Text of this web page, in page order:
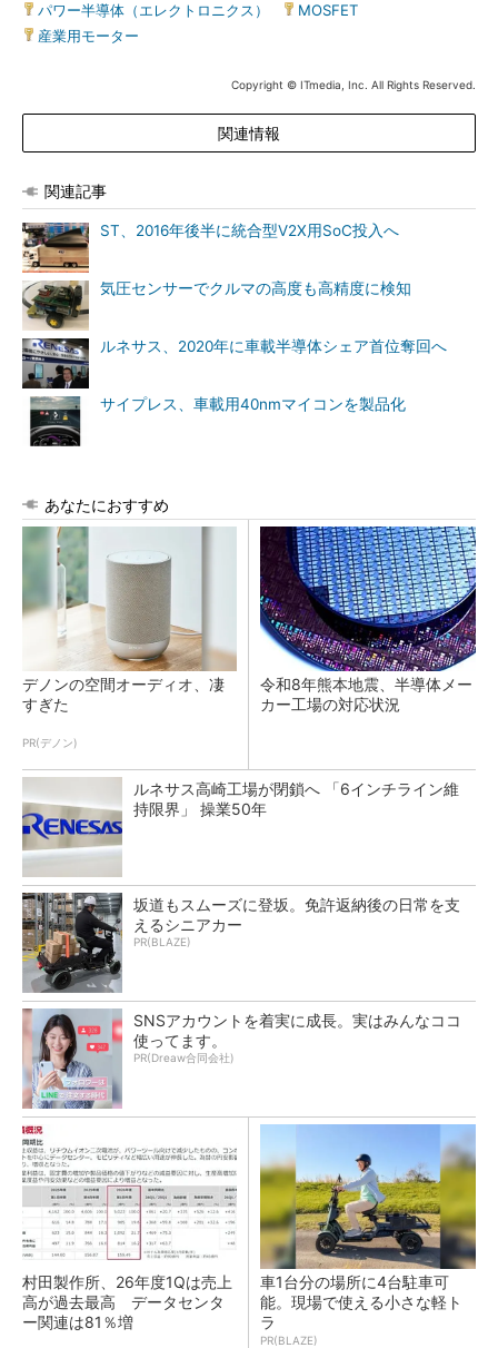
パワー半導体（エレクトロニクス）
MOSFET
産業用モーター
Copyright © ITmedia, Inc. All Rights Reserved.
関連情報
関連記事
ST、2016年後半に統合型V2X用SoC投入へ
気圧センサーでクルマの高度も高精度に検知
ルネサス、2020年に車載半導体シェア首位奪回へ
サイプレス、車載用40nmマイコンを製品化
あなたにおすすめ
デノンの空間オーディオ、凄
すぎた
PR(デノン)
令和8年熊本地震、半導体メー
カー工場の対応状況
ルネサス高崎工場が閉鎖へ 「6インチライン維
持限界」 操業50年
坂道もスムーズに登坂。免許返納後の日常を支
えるシニアカー
PR(BLAZE)
SNSアカウントを着実に成長。実はみんなココ
使ってます。
PR(Dreaw合同会社)
村田製作所、26年度1Qは売上
高が過去最高 データセンタ
ー関連は81％増
車1台分の場所に4台駐車可
能。現場で使える小さな軽ト
ラ
PR(BLAZE)